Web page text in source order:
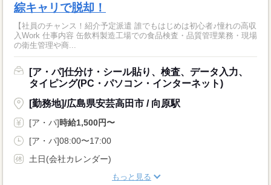
綜キャリで脱却！
【社員のチャンス！紹介予定派遣 誰でもはじめは初心者♪憧れの高収
入Work 仕事内容 缶飲料製造工場での食品検査・品質管理業務・現場
の衛生管理や商...
[ア・パ]仕分け・シール貼り、検査、データ入力、
タイピング(PC・パソコン・インターネット)
[勤務地]/広島県安芸高田市 / 向原駅
[ア・パ]時給1,500円〜
[ア・パ]08:00〜17:00
土日(会社カレンダー)
もっと見る